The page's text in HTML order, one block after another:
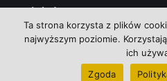
Ta strona korzysta z plików
najwyższym poziomie.
ich
Zgoda
Strefa wsparcia
Polityka prywatności